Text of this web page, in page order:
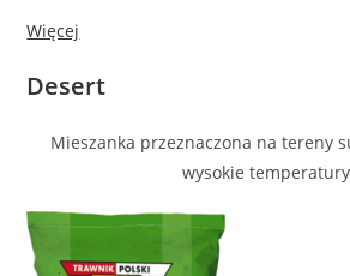
Więcej
Desert
Mieszanka przeznaczona na tereny
wysokie